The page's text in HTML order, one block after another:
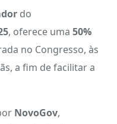
do
, oferece uma 50%
no Congresso, às
a fim de facilitar a
NovoGov,